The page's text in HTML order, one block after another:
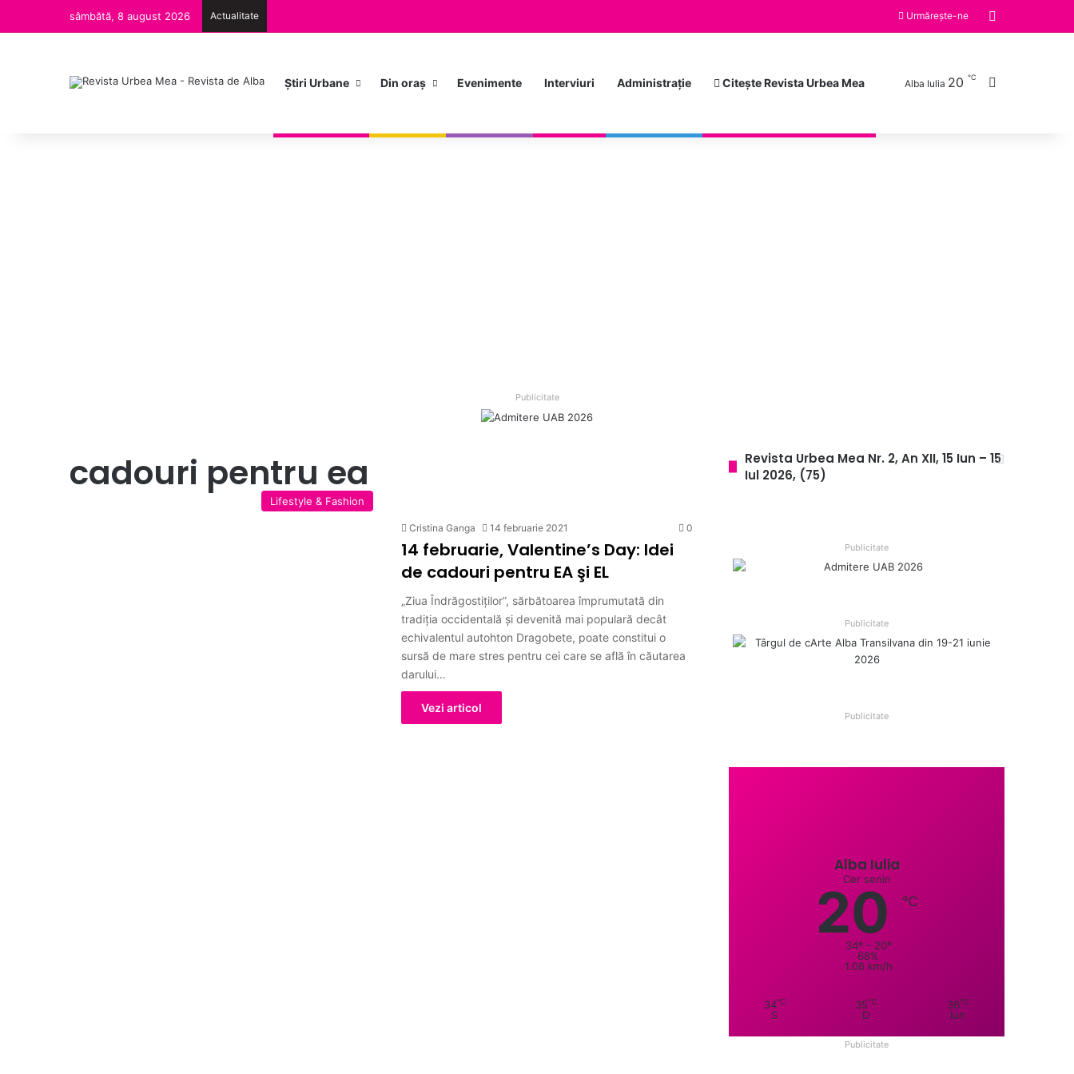
sâmbătă, 8 august 2026 Actualitate Urmărește-ne
Ştiri Urbane Din oraș Evenimente Interviuri Administrație Citește Revista Urbea Mea Alba Iulia 20 ℃
Publicitate
cadouri pentru ea
Lifestyle & Fashion
Cristina Ganga 14 februarie 2021 0
14 februarie, Valentine’s Day: Idei
de cadouri pentru EA şi EL
„Ziua Îndrăgostiţilor”, sărbătoarea împrumutată din
tradiţia occidentală şi devenită mai populară decât
echivalentul autohton Dragobete, poate constitui o
sursă de mare stres pentru cei care se află în căutarea
darului…
Vezi articol
Revista Urbea Mea Nr. 2, An XII, 15 Iun – 15
Iul 2026, (75)
Publicitate
Publicitate
Publicitate
Alba Iulia
Cer senin
20 ℃
34º - 20º
68%
1.06 km/h
34℃
S
35℃
D
36℃
lun
Publicitate